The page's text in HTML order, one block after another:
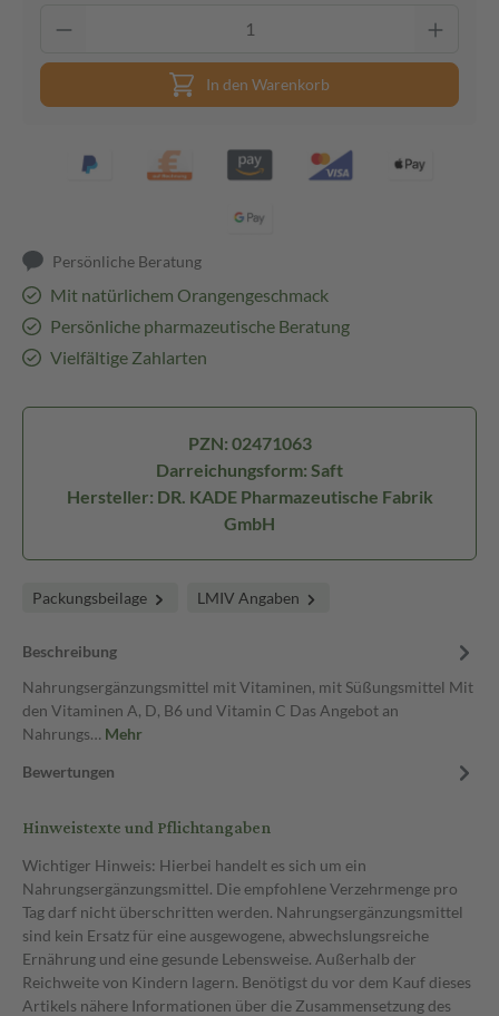
In den Warenkorb
Persönliche Beratung
Mit natürlichem Orangengeschmack
Persönliche pharmazeutische Beratung
Vielfältige Zahlarten
PZN: 02471063
Darreichungsform: Saft
Hersteller: DR. KADE Pharmazeutische Fabrik
GmbH
Packungsbeilage LMIV Angaben
Beschreibung
Nahrungsergänzungsmittel mit Vitaminen, mit Süßungsmittel Mit
den Vitaminen A, D, B6 und Vitamin C Das Angebot an
Nahrungs… Mehr
Bewertungen
Hinweistexte und Pflichtangaben
Wichtiger Hinweis: Hierbei handelt es sich um ein
Nahrungsergänzungsmittel. Die empfohlene Verzehrmenge pro
Tag darf nicht überschritten werden. Nahrungsergänzungsmittel
sind kein Ersatz für eine ausgewogene, abwechslungsreiche
Ernährung und eine gesunde Lebensweise. Außerhalb der
Reichweite von Kindern lagern. Benötigst du vor dem Kauf dieses
Artikels nähere Informationen über die Zusammensetzung des